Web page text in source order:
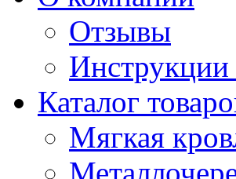
Отзывы
Инструкции
Каталог
Мягкая